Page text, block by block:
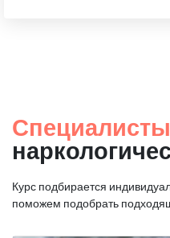
Специалисты
Курс подбирается
поможем подобрать